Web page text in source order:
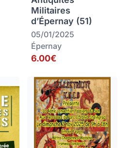
Militaires
d’Épernay (51)
05/01/2025
Épernay
6.00€